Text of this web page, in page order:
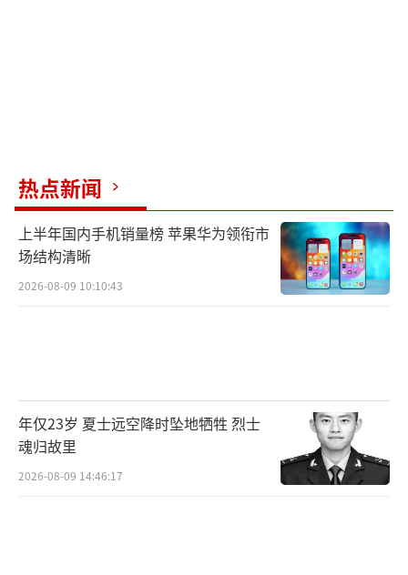
热点新闻
上半年国内手机销量榜 苹果华为领衔市
场结构清晰
2026-08-09 10:10:43
年仅23岁 夏士远空降时坠地牺牲 烈士
魂归故里
2026-08-09 14:46:17